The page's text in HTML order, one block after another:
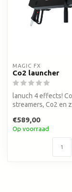
MAGIC FX
Co2 launcher
lanuch 4 effects!
streamers, Co2 en
€589,00
Op voorraad